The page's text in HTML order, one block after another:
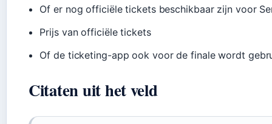
Of er nog officiële tickets beschikbaar zijn voor
Prijs van officiële tickets
Of de ticketing-app ook voor de finale wordt
Citaten uit het veld